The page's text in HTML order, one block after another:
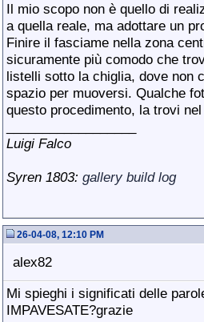
Il mio scopo non è quello di
a quella reale, ma adottare un
Finire il fasciame nella zona
sicuramente più comodo che
listelli sotto la chiglia, dove non
spazio per muoversi. Qualche
questo procedimento, la trovi
Luigi Falco
Syren 1803: gallery build log
26-04-08, 12:10 PM
alex82
Mi spieghi i significati delle
IMPAVESATE?grazie